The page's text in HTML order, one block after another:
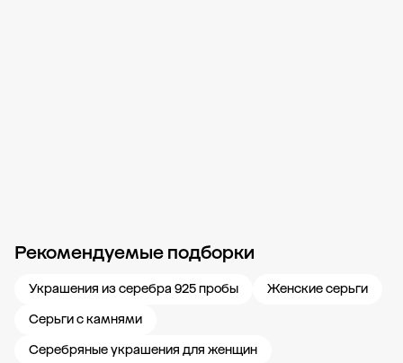
Рекомендуемые подборки
Украшения из серебра 925 пробы
Женские серьги
Серьги с камнями
Серебряные украшения для женщин
Новости компании Журнал ЗОЛОТОЙ Блог